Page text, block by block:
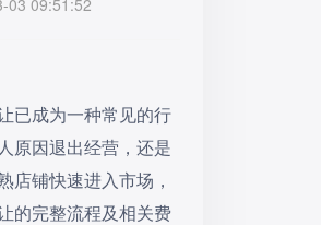
03 09:51:52
已成为一种常见的行
原因退出经营，还是
店铺快速进入市场，
的完整流程及相关费